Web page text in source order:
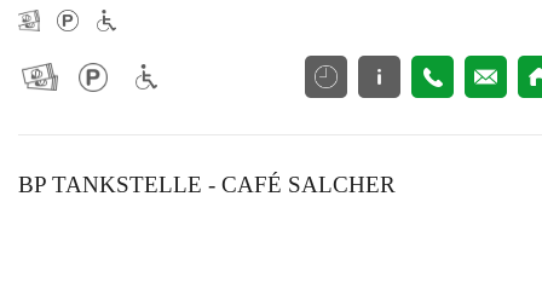
BP TANKSTELLE - CAFÉ SALCHER